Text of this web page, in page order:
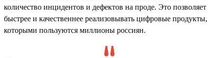
количество инцидентов и дефектов на проде. Это позволяет
быстрее и качественнее реализовывать цифровые продукты,
которыми пользуются миллионы россиян.